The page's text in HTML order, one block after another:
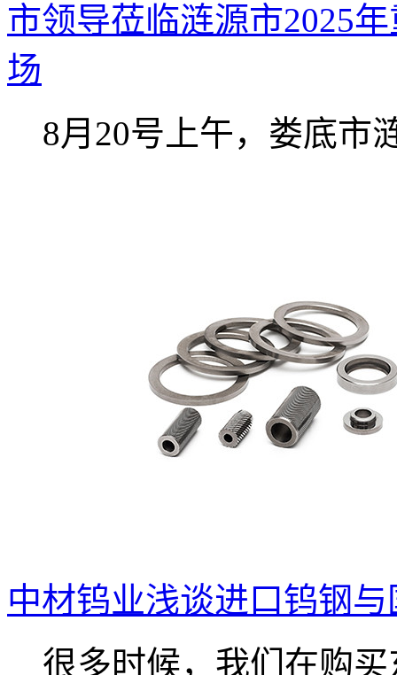
市领导莅临涟源市2025
场
8月20号上午，娄底市
中材钨业浅谈进口钨钢
很多时候，我们在购买